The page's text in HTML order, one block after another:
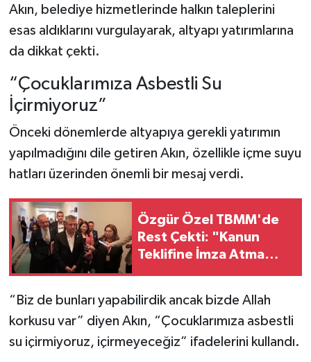
Akın, belediye hizmetlerinde halkın taleplerini
esas aldıklarını vurgulayarak, altyapı yatırımlarına
da dikkat çekti.
“Çocuklarımıza Asbestli Su
İçirmiyoruz”
Önceki dönemlerde altyapıya gerekli yatırımın
yapılmadığını dile getiren Akın, özellikle içme suyu
hatları üzerinden önemli bir mesaj verdi.
Özgür Özel TBMM'de
Rest Çekti: "Kanun
Teklifine İmza Atma
“Biz de bunları yapabilirdik ancak bizde Allah
korkusu var” diyen Akın, “Çocuklarımıza asbestli
su içirmiyoruz, içirmeyeceğiz” ifadelerini kullandı.